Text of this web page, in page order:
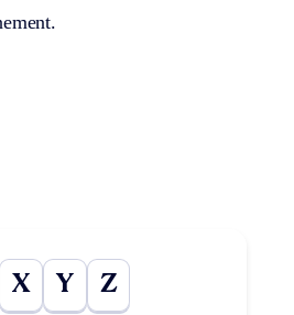
X Y Z